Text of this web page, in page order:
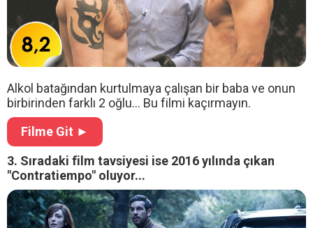
Alkol batağından kurtulmaya çalışan bir baba ve onun
birbirinden farklı 2 oğlu... Bu filmi kaçırmayın.
Filme Git ►
3. Sıradaki film tavsiyesi ise 2016 yılında çıkan
"Contratiempo" oluyor...